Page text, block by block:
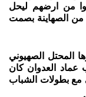
من ارضهم ليحل
من الصهاينة بصمت
المحتل الصهيوني
عماد العدوان كان
مع بطولات الشباب